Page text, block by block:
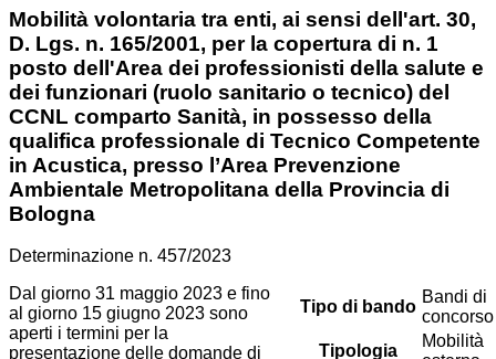
Mobilità volontaria tra enti, ai sensi dell'art. 30,
D. Lgs. n. 165/2001, per la copertura di n. 1
posto dell'Area dei professionisti della salute e
dei funzionari (ruolo sanitario o tecnico) del
CCNL comparto Sanità, in possesso della
qualifica professionale di Tecnico Competente
in Acustica, presso l’Area Prevenzione
Ambientale Metropolitana della Provincia di
Bologna
Determinazione n. 457/2023
Tipo di bando
Bandi di
concorso
Tipologia
Mobilità
Dal giorno 31 maggio 2023 e fino
al giorno 15 giugno 2023 sono
aperti i termini per la
presentazione delle domande di